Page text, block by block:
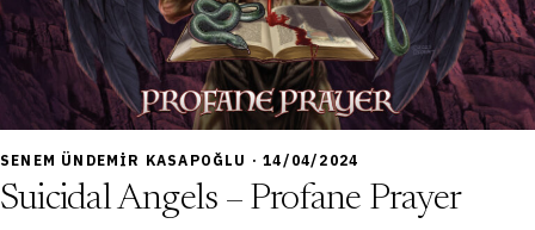
6,5
SENEM ÜNDEMIR KASAPOĞLU · 14/04/2024
Suicidal Angels – Profane Prayer